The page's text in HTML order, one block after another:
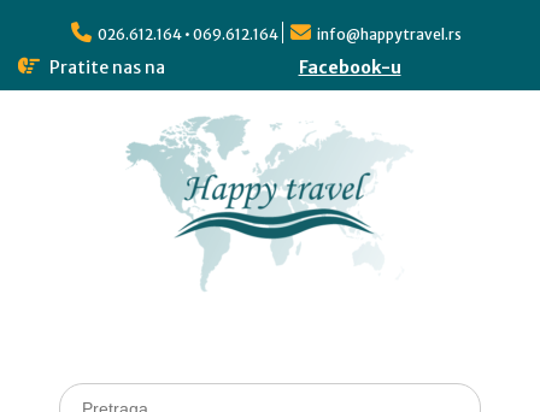
026.612.164 • 069.612.164 info@happytravel.rs
Pratite nas na Facebook-u